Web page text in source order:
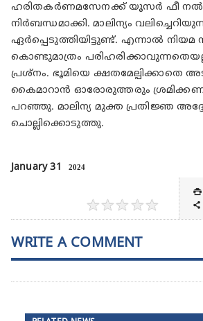
ഹരിതകർണമസേനക്ക് യൂസർ ഫീ
നിർബന്ധമാക്കി. മാലിന്യം
ഏർപ്പെടുത്തിയിട്ടുണ്ട്. എന്നാൽ നിയമ
കൊണ്ടുമാത്രം പരിഹരിക്കാവുന്നതെയല്ല
പ്രശ്‍നം. ഭൂമിയെ
കൈമാറാൻ ഓരോരുത്തരും
പറഞ്ഞു. മാലിന്യ മുക്ത പ്രതിജ്ഞ
ചൊല്ലിക്കൊടുത്തു.
January 31 2024


★★★ ★★
WRITE A COMMENT